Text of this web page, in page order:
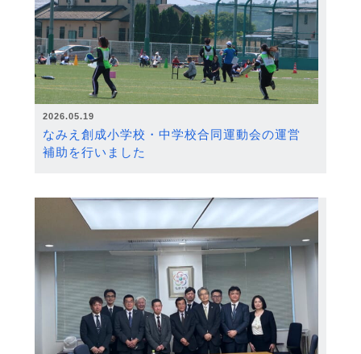
2026.05.19
なみえ創成小学校・中学校合同運動会の運営
補助を行いました